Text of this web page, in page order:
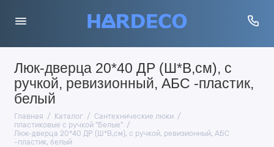
Люк-дверца 20*40 ДР (Ш*В,см), с
ручкой, ревизионный, АБС -пластик,
белый
Главная Каталог
Сантехнические люки
пластиковые с ручкой "Белые"
Люк-дверца 20*40 ДР (Ш*В,см), с ручкой, ревизионный, АБС
-пластик, белый